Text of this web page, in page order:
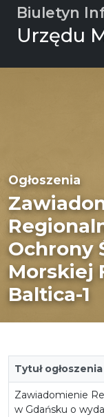
Biuletyn
Urzędu
Ogłoszenia
Ochrony
Morskiej
Baltica-1
Tytuł ogłoszenia
Zawiadomienie
w Gdańsku o